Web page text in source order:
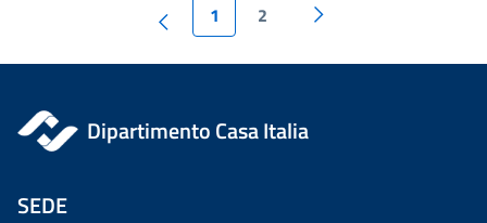
1 2
Dipartimento Casa Italia
SEDE